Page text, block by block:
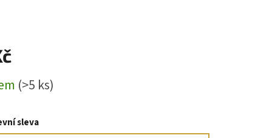
(>5 ks)
sleva